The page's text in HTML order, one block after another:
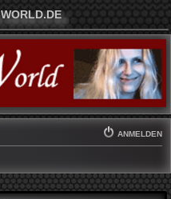
ANMELDEN